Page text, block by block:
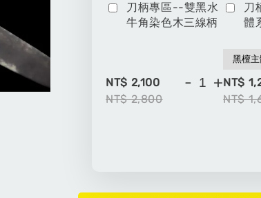
刀柄專區--雙黑水
牛角染色木三線柄
NT$ 2,100
NT$ 2,800
- +
刀
體
NT$
NT$